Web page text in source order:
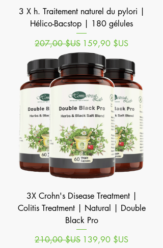
3 X h. Traitement naturel du pylori |
Hélico-Bacstop | 180 gélules
Prix original
207,00 $US Prix promotionnel
159,90 $US
3X Crohn's Disease Treatment |
Colitis Treatment | Natural | Double
Black Pro
Prix original
210,00 $US Prix promotionnel
139,90 $US